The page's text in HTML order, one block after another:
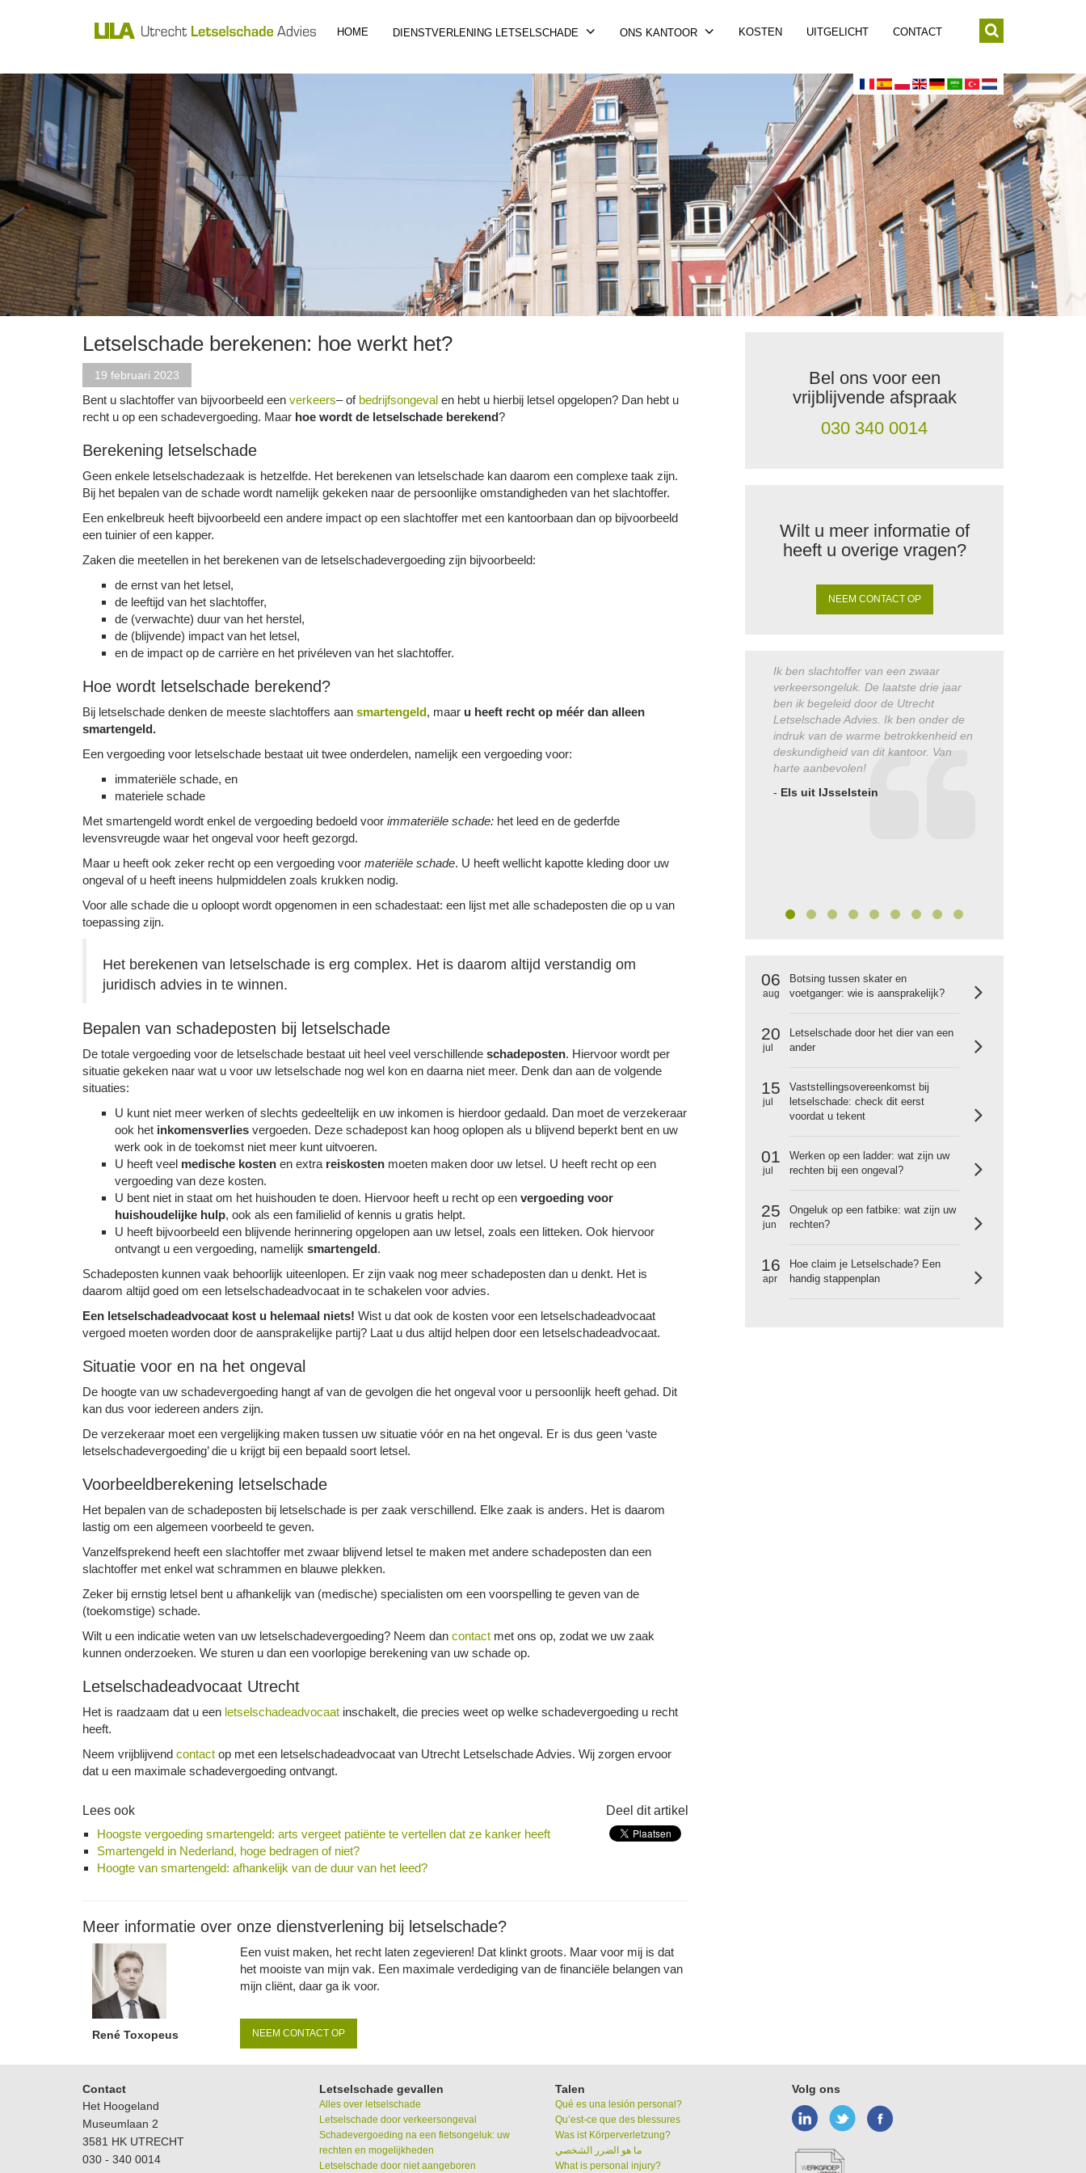
HOME DIENSTVERLENING LETSELSCHADE ONS KANTOOR KOSTEN UITGELICHT CONTACT
Letselschade berekenen: hoe werkt het?
19 februari 2023
Bent u slachtoffer van bijvoorbeeld een verkeers– of bedrijfsongeval en hebt u hierbij letsel opgelopen? Dan hebt u
recht u op een schadevergoeding. Maar hoe wordt de letselschade berekend?
Berekening letselschade
Geen enkele letselschadezaak is hetzelfde. Het berekenen van letselschade kan daarom een complexe taak zijn.
Bij het bepalen van de schade wordt namelijk gekeken naar de persoonlijke omstandigheden van het slachtoffer.
Een enkelbreuk heeft bijvoorbeeld een andere impact op een slachtoffer met een kantoorbaan dan op bijvoorbeeld
een tuinier of een kapper.
Zaken die meetellen in het berekenen van de letselschadevergoeding zijn bijvoorbeeld:
de ernst van het letsel,
de leeftijd van het slachtoffer,
de (verwachte) duur van het herstel,
de (blijvende) impact van het letsel,
en de impact op de carrière en het privéleven van het slachtoffer.
Hoe wordt letselschade berekend?
Bij letselschade denken de meeste slachtoffers aan smartengeld, maar u heeft recht op méér dan alleen
smartengeld.
Een vergoeding voor letselschade bestaat uit twee onderdelen, namelijk een vergoeding voor:
immateriële schade, en
materiele schade
Met smartengeld wordt enkel de vergoeding bedoeld voor immateriële schade: het leed en de gederfde
levensvreugde waar het ongeval voor heeft gezorgd.
Maar u heeft ook zeker recht op een vergoeding voor materiële schade. U heeft wellicht kapotte kleding door uw
ongeval of u heeft ineens hulpmiddelen zoals krukken nodig.
Voor alle schade die u oploopt wordt opgenomen in een schadestaat: een lijst met alle schadeposten die op u van
toepassing zijn.
Het berekenen van letselschade is erg complex. Het is daarom altijd verstandig om
juridisch advies in te winnen.
Bepalen van schadeposten bij letselschade
De totale vergoeding voor de letselschade bestaat uit heel veel verschillende schadeposten. Hiervoor wordt per
situatie gekeken naar wat u voor uw letselschade nog wel kon en daarna niet meer. Denk dan aan de volgende
situaties:
U kunt niet meer werken of slechts gedeeltelijk en uw inkomen is hierdoor gedaald. Dan moet de verzekeraar
ook het inkomensverlies vergoeden. Deze schadepost kan hoog oplopen als u blijvend beperkt bent en uw
werk ook in de toekomst niet meer kunt uitvoeren.
U heeft veel medische kosten en extra reiskosten moeten maken door uw letsel. U heeft recht op een
vergoeding van deze kosten.
U bent niet in staat om het huishouden te doen. Hiervoor heeft u recht op een vergoeding voor
huishoudelijke hulp, ook als een familielid of kennis u gratis helpt.
U heeft bijvoorbeeld een blijvende herinnering opgelopen aan uw letsel, zoals een litteken. Ook hiervoor
ontvangt u een vergoeding, namelijk smartengeld.
Schadeposten kunnen vaak behoorlijk uiteenlopen. Er zijn vaak nog meer schadeposten dan u denkt. Het is
daarom altijd goed om een letselschadeadvocaat in te schakelen voor advies.
Een letselschadeadvocaat kost u helemaal niets! Wist u dat ook de kosten voor een letselschadeadvocaat
vergoed moeten worden door de aansprakelijke partij? Laat u dus altijd helpen door een letselschadeadvocaat.
Situatie voor en na het ongeval
De hoogte van uw schadevergoeding hangt af van de gevolgen die het ongeval voor u persoonlijk heeft gehad. Dit
kan dus voor iedereen anders zijn.
De verzekeraar moet een vergelijking maken tussen uw situatie vóór en na het ongeval. Er is dus geen ‘vaste
letselschadevergoeding’ die u krijgt bij een bepaald soort letsel.
Voorbeeldberekening letselschade
Het bepalen van de schadeposten bij letselschade is per zaak verschillend. Elke zaak is anders. Het is daarom
lastig om een algemeen voorbeeld te geven.
Vanzelfsprekend heeft een slachtoffer met zwaar blijvend letsel te maken met andere schadeposten dan een
slachtoffer met enkel wat schrammen en blauwe plekken.
Zeker bij ernstig letsel bent u afhankelijk van (medische) specialisten om een voorspelling te geven van de
(toekomstige) schade.
Wilt u een indicatie weten van uw letselschadevergoeding? Neem dan contact met ons op, zodat we uw zaak
kunnen onderzoeken. We sturen u dan een voorlopige berekening van uw schade op.
Letselschadeadvocaat Utrecht
Het is raadzaam dat u een letselschadeadvocaat inschakelt, die precies weet op welke schadevergoeding u recht
heeft.
Neem vrijblijvend contact op met een letselschadeadvocaat van Utrecht Letselschade Advies. Wij zorgen ervoor
dat u een maximale schadevergoeding ontvangt.
Lees ook
Hoogste vergoeding smartengeld: arts vergeet patiënte te vertellen dat ze kanker heeft
Smartengeld in Nederland, hoge bedragen of niet?
Hoogte van smartengeld: afhankelijk van de duur van het leed?
Deel dit artikel
Meer informatie over onze dienstverlening bij letselschade?
René Toxopeus
Een vuist maken, het recht laten zegevieren! Dat klinkt groots. Maar voor mij is dat
het mooiste van mijn vak. Een maximale verdediging van de financiële belangen van
mijn cliënt, daar ga ik voor.
NEEM CONTACT OP
Bel ons voor een
vrijblijvende afspraak
030 340 0014
Wilt u meer informatie of
heeft u overige vragen?
NEEM CONTACT OP
Ik ben slachtoffer van een zwaar
verkeersongeluk. De laatste drie jaar
ben ik begeleid door de Utrecht
Letselschade Advies. Ik ben onder de
indruk van de warme betrokkenheid en
deskundigheid van dit kantoor. Van
harte aanbevolen!
- Els uit IJsselstein
06
aug
Botsing tussen skater en
voetganger: wie is aansprakelijk?
20
jul
Letselschade door het dier van een
ander
15
jul
Vaststellingsovereenkomst bij
letselschade: check dit eerst
voordat u tekent
01
jul
Werken op een ladder: wat zijn uw
rechten bij een ongeval?
25
jun
Ongeluk op een fatbike: wat zijn uw
rechten?
16
apr
Hoe claim je Letselschade? Een
handig stappenplan
Contact
Het Hoogeland
Museumlaan 2
3581 HK UTRECHT
030 - 340 0014
Letselschade gevallen
Alles over letselschade
Letselschade door verkeersongeval
Schadevergoeding na een fietsongeluk: uw
rechten en mogelijkheden
Letselschade door niet aangeboren
Talen
Qué es una lesión personal?
Qu’est-ce que des blessures
Was ist Körperverletzung?
ما هو الضرر الشخصي
What is personal injury?
Volg ons